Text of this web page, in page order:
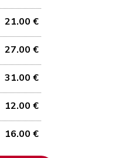
21.00 €
27.00 €
31.00 €
12.00 €
16.00 €